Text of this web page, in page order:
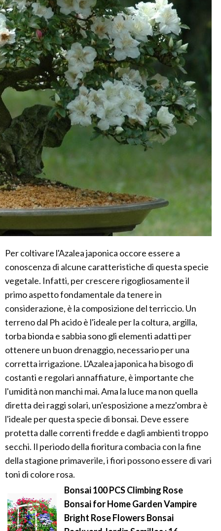
Per coltivare l'Azalea japonica occore essere a
conoscenza di alcune caratteristiche di questa specie
vegetale. Infatti, per crescere rigogliosamente il
primo aspetto fondamentale da tenere in
considerazione, è la composizione del terriccio. Un
terreno dal Ph acido è l'ideale per la coltura, argilla,
torba bionda e sabbia sono gli elementi adatti per
ottenere un buon drenaggio, necessario per una
corretta irrigazione. L'Azalea japonica ha bisogo di
costanti e regolari annaffiature, è importante che
l'umidità non manchi mai. Ama la luce ma non quella
diretta dei raggi solari, un'esposizione a mezz'ombra è
l'ideale per questa specie di bonsai. Deve essere
protetta dalle correnti fredde e dagli ambienti troppo
secchi. Il periodo della fioritura combacia con la fine
della stagione primaverile, i fiori possono essere di vari
toni di colore rosa.
Bonsai 100 PCS Climbing Rose
Bonsai for Home Garden Vampire
Bright Rose Flowers Bonsai